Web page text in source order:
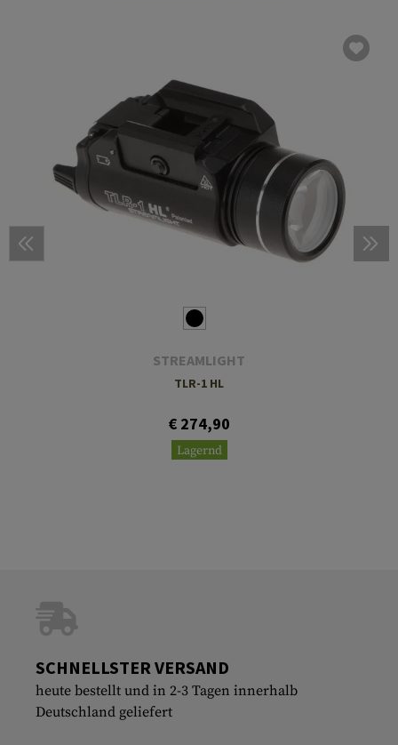
STREAMLIGHT
TLR-1 HL
€ 274,90
Lagernd
SCHNELLSTER VERSAND
heute bestellt und in 2-3 Tagen innerhalb
Deutschland geliefert